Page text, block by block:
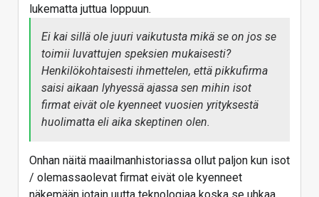
lukematta juttua loppuun.
Ei kai sillä ole juuri vaikutusta mikä se on jos se
toimii luvattujen speksien mukaisesti?
Henkilökohtaisesti ihmettelen, että pikkufirma
saisi aikaan lyhyessä ajassa sen mihin isot
firmat eivät ole kyenneet vuosien yrityksestä
huolimatta eli aika skeptinen olen.
Onhan näitä maailmanhistoriassa ollut paljon kun isot
/ olemassaolevat firmat eivät ole kyenneet